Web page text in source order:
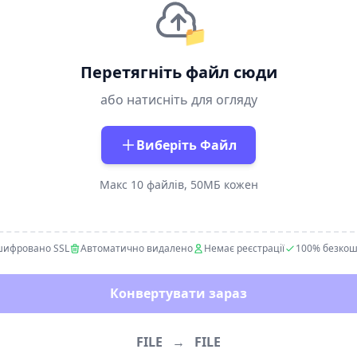
📁
Перетягніть файл сюди
або натисніть для огляду
Виберіть Файл
Макс 10 файлів, 50МБ кожен
SSL Автоматично видалено Немає реєстрації 100%
Конвертувати зараз
FILE → FILE